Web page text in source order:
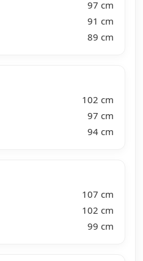
97 cm
91 cm
89 cm
102 cm
97 cm
94 cm
107 cm
102 cm
99 cm